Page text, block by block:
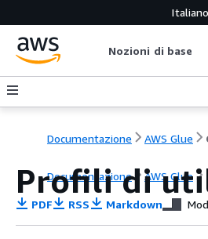
Italiano
Nozioni di base
Documentazione AWS Glue
Documentazione AWS Glue
Profili di
PDF RSS Markdown